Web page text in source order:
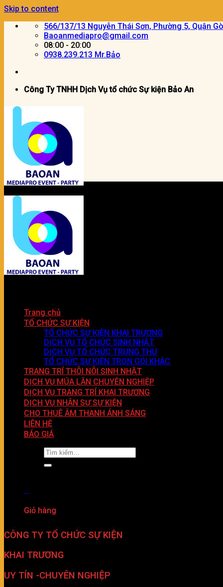
Skip to content
566/137/13 Nguyễn Thái Sơn, Phường 5, Quận
Baoanmediapro@gmail.com
08:00 - 20:00
0938.239.213 Mr.Bảo
Công Ty TNHH Dịch Vụ tổ chức Sự kiện Bảo An
Trang chủ
TỔ CHỨC SỰ KIỆN
TỔ CHỨC SỰ KIỆN KHAI TRƯƠNG
DỊCH VỤ TỔ CHỨC SINH NHẬT
DỊCH VỤ TỔ CHỨC TRUNG THU
TỔ CHỨC SỰ KIỆN TRON GÓI KHÁC
TRANG TRÍ THÔI NÔI SINH NHẬT
DỊCH VỤ MÚA LÂN CHUYÊN NGHIỆP
DỊCH VỤ TRANG TRÍ KHAI TRƯƠNG
DỊCH VỤ NHÂN SỰ SỰ KIỆN
CHO THUÊ ÂM THANH ÁNH SÁNG
LIÊN HỆ
BÁO GIÁ
Giỏ hàng
Chưa có sản phẩm trong giỏ hàng.
CÔNG TY TỔ CHỨC SỰ KIỆN
KHAI TRƯƠNG
UY TÍN -CHUYÊN NGHIỆP